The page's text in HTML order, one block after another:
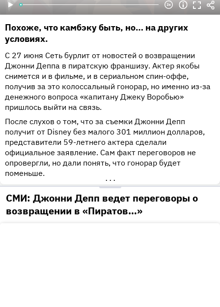
Похоже, что камбэку быть, но… на других
условиях.
С 27 июня Сеть бурлит от новостей о возвращении
Джонни Деппа в пиратскую франшизу. Актер якобы
снимется и в фильме, и в сериальном спин-оффе,
получив за это колоссальный гонорар, но именно из-за
денежного вопроса «капитану Джеку Воробью»
пришлось выйти на связь.
После слухов о том, что за съемки Джонни Депп
получит от Disney без малого 301 миллион долларов,
представители 59-летнего актера сделали
официальное заявление. Сам факт переговоров не
опровергли, но дали понять, что гонорар будет
поменьше.
•••
СМИ: Джонни Депп ведет переговоры о
возвращении в «Пиратов…»